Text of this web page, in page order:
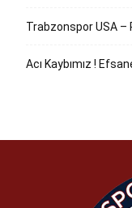
Trabzonspor USA –
Acı Kaybımız !